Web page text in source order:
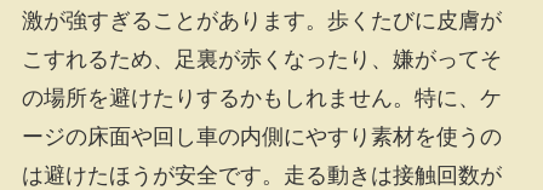
激が強すぎることがあります。歩くたびに皮膚が
こすれるため、足裏が赤くなったり、嫌がってそ
の場所を避けたりするかもしれません。特に、ケ
ージの床面や回し車の内側にやすり素材を使うの
は避けたほうが安全です。走る動きは接触回数が